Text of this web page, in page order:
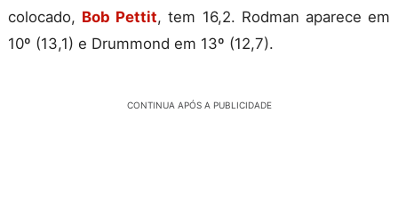
colocado, Bob Pettit, tem 16,2. Rodman aparece em
10º (13,1) e Drummond em 13º (12,7).
CONTINUA APÓS A PUBLICIDADE